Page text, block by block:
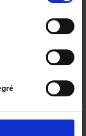
like a PRO -
edition (EN)